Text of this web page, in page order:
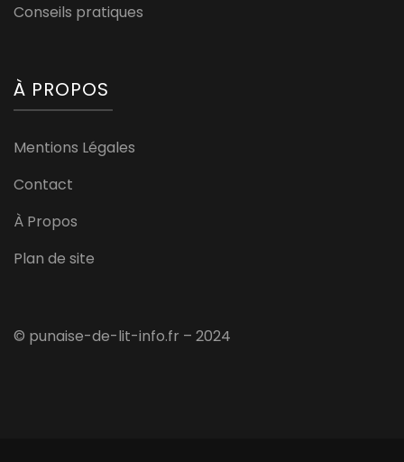
Conseils pratiques
À PROPOS
Mentions Légales
Contact
À Propos
Plan de site
© punaise-de-lit-info.fr – 2024